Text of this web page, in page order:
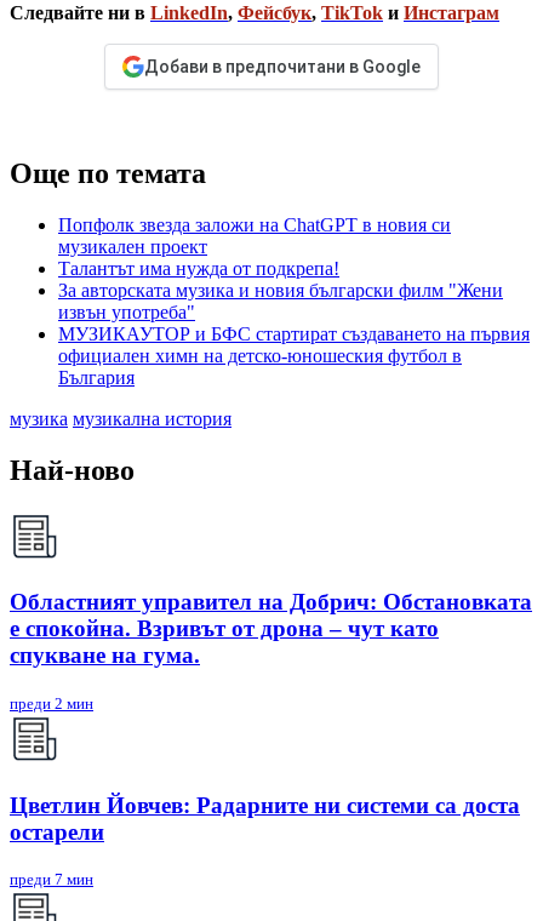
Следвайте ни в LinkedIn, Фейсбук, TikTok и Инстаграм
Добави в предпочитани в Google
Още по темата
Попфолк звезда заложи на ChatGPT в новия си
музикален проект
Талантът има нужда от подкрепа!
За авторската музика и новия български филм "Жени
извън употреба"
МУЗИКАУТОР и БФС стартират създаването на първия
официален химн на детско-юношеския футбол в
България
музика музикална история
Най-ново
Областният управител на Добрич: Обстановката
е спокойна. Взривът от дрона – чут като
спукване на гума.
преди 2 мин
Цветлин Йовчев: Радарните ни системи са доста
остарели
преди 7 мин